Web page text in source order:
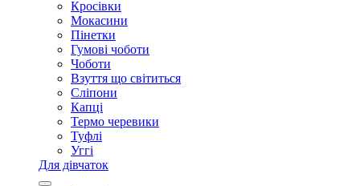
Кросівки
Мокасини
Пінетки
Гумові чоботи
Чоботи
Взуття що світиться
Сліпони
Капці
Термо черевики
Туфлі
Уггі
Для дівчаток